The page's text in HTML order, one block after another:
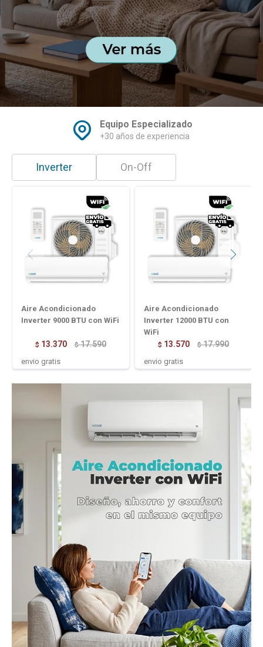
Garantía 2 años
Instalando con el Service Oficial
Inverter On-Off
Aire Acondicionado
Inverter 9000 BTU con WiFi
$ 13.370 $ 17.590
envio gratis
Aire Acondicionado
Inverter 12000 BTU con
WiFi
$ 13.570 $ 17.990
envio gratis